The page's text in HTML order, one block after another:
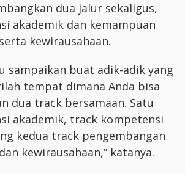
dua jalur sekaligus,
akademik dan kemampuan
kewirausahaan.
sampaikan buat adik-adik yang
tempat dimana Anda bisa
dua track bersamaan. Satu
akademik, track kompetensi
kedua track pengembangan
kewirausahaan,” katanya.